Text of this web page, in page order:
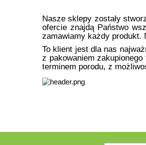
Nasze sklepy zostały
ofercie znajdą Państwo
zamawiamy każdy produkt.
To klient jest dla nas
z pakowaniem
terminem porodu, z